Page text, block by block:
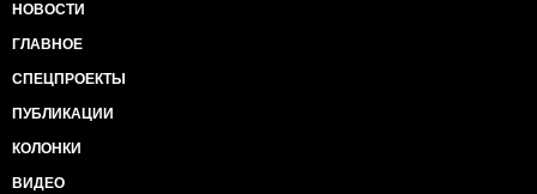
НОВОСТИ
ГЛАВНОЕ
СПЕЦПРОЕКТЫ
ПУБЛИКАЦИИ
КОЛОНКИ
ВИДЕО